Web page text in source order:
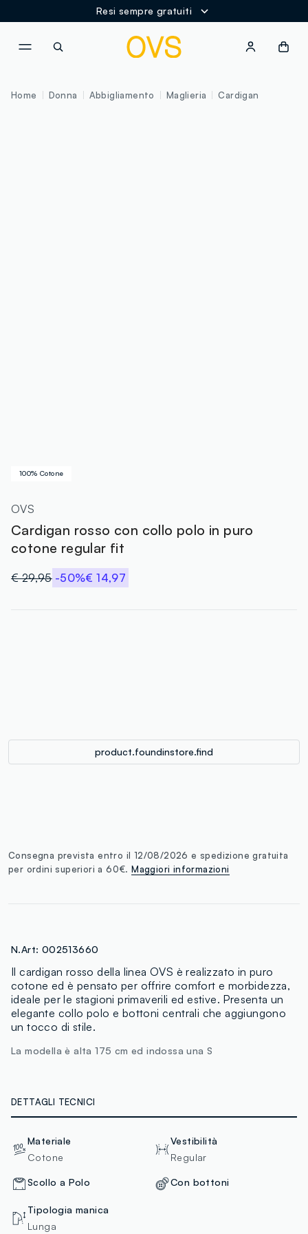
Resi sempre gratuiti
100% Cotone
Home Donna Abbigliamento Maglieria Cardigan
OVS
Cardigan rosso con collo polo in puro
cotone regular fit
€ 29,95 -50%€ 14,97
product.foundinstore.find
Consegna prevista entro il 12/08/2026 e spedizione gratuita
per ordini superiori a 60€.Maggiori informazioni
N.Art: 002513660
Il cardigan rosso della linea OVS è realizzato in puro
cotone ed è pensato per offrire comfort e morbidezza,
ideale per le stagioni primaverili ed estive. Presenta un
elegante collo polo e bottoni centrali che aggiungono
un tocco di stile.
La modella è alta 175 cm ed indossa una S
DETTAGLI TECNICI
Materiale
Cotone
Vestibilità
Regular
Scollo a Polo Con bottoni
Tipologia manica
Lunga